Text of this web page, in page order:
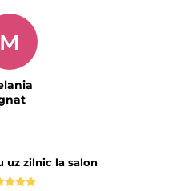
uz zilnic la salon
M